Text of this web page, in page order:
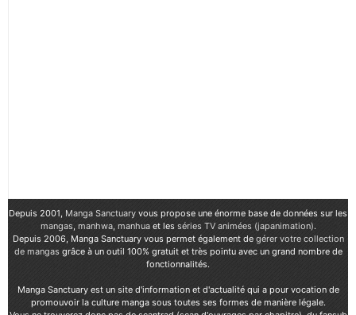
Depuis 2001, Manga Sanctuary vous propose une énorme base de données sur les
mangas, manhwa, manhuaet les séries TV animées (japanimation).
Depuis 2006, Manga Sanctuary vous permet également de gérer votre collection
de mangasgrâce à un outil 100% gratuit et très pointu avec un grand nombre de
fonctionnalités.
Manga Sanctuary est un site d'information et d'actualité qui a pour vocation de
promouvoir la culture manga sous toutes ses formes de manière légale.